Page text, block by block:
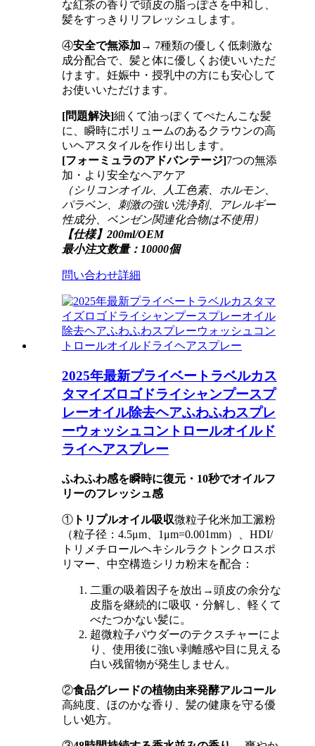
な紅茶の香りで頭皮の脂っぽさを中和し、
髪をすっきりリフレッシュします。
④安全で無添加 → 7種類の優しく低刺激な
成分配合で、髪と体に優しくお使いいただ
けます。妊娠中・授乳中の方にも安心して
お使いいただけます。
[問題解決]細くて油っぽくてぺたんこな髪
に、瞬時にボリュームのあるクラウンの高
いヘアスタイルを作り出します。
[フォーミュラのアドバンテージ]7つの無添
加・より安全なヘアケア
（シリコンオイル、人工色素、ホルモン、
パラベン、刺激の強い洗浄剤、アレルギー
性成分、ベンゼン関連化合物は不使用）
【仕様】 200ml/OEM
最小注文数量：10000個
問い合わせ詳細
2025年最新プライベートラベルカス
タマイズロゴドライシャンプースプ
レーオイル除去ヘアふわふわスプレ
ーウォッシュコントロールオイルド
ライヘアスプレー
ふわふわ感を瞬時に復元・10秒でオイルフ
リーのフレッシュ感
① トリプルオイル吸収微粒子化米加工澱粉
（粒子径：4.5μm、1μm=0.001mm）、HDI/
トリメチロールヘキシルラクトンクロスポ
リマー、中空構造シリカ粉末を配合：
二重の吸着因子を放出→頭皮の余分な
皮脂を継続的に吸収・分解し、軽くて
べたつかない髪に。
超微粒子パウダーのテクスチャーによ
り、使用後に強い剥離感や目に見える
白い残留物が発生しません。
②食品グレードの植物由来発酵アルコール
高純度、ほのかな香り、髪の健康を守る優
しい処方。